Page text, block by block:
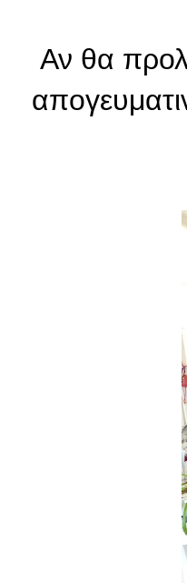
Αν θα